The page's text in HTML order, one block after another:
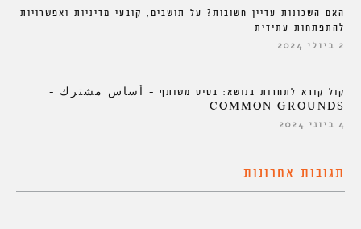
האם השכונות עדיין חשובות? על תושבים, קובעי מדיניות ואפשרויות
להתפתחות עתידית
2 ביולי 2024
קול קורא לתחרות בנושא: בסיס משותף – أساس مشترك –
COMMON GROUNDS
4 ביוני 2024
תגובות אחרונות